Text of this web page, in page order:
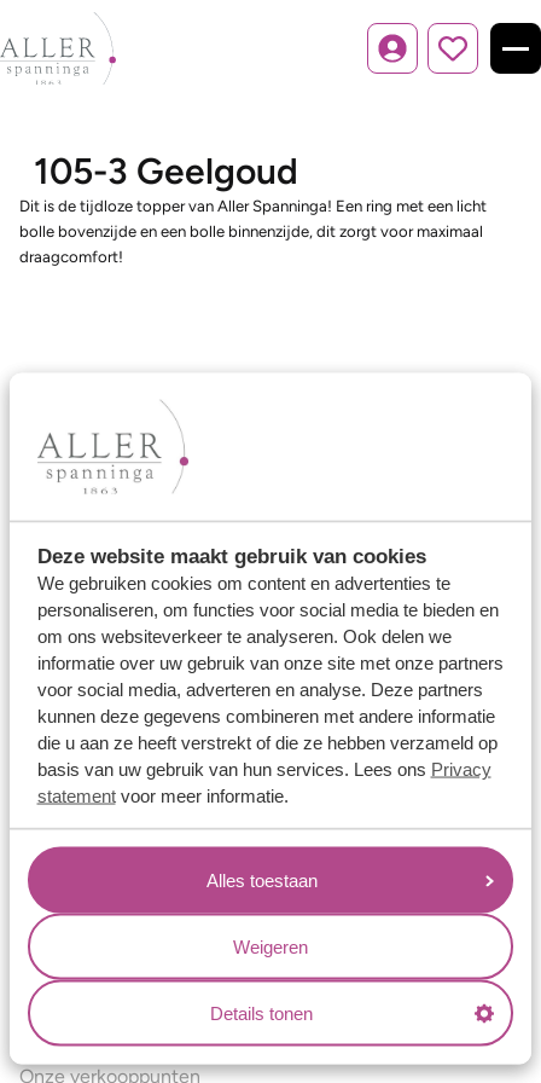
Deze website maakt gebruik van cookies
We gebruiken cookies om content en advertenties te
personaliseren, om functies voor social media te bieden en
om ons websiteverkeer te analyseren. Ook delen we
informatie over uw gebruik van onze site met onze partners
voor social media, adverteren en analyse. Deze partners
kunnen deze gegevens combineren met andere informatie
die u aan ze heeft verstrekt of die ze hebben verzameld op
basis van uw gebruik van hun services. Lees ons Privacy
statementvoor meer informatie.
Alles toestaan
Weigeren
Details tonen
Inloggen
105-3 Geelgoud
Dit is de tijdloze topper van Aller Spanninga! Een ring met een licht
bolle bovenzijde en een bolle binnenzijde, dit zorgt voor maximaal
draagcomfort!
Ons aanbod
Trouwringen
Verlovingsringen
Vriendschapsringen
Over ons
Aller Spanninga
Historie
Certificaten
Blogs
Jouw voordelen
Conflictvrije Materialen
Oneindig veel mogelijkheden
Kwaliteit
Juweliers & Contact
Onze verkooppunten